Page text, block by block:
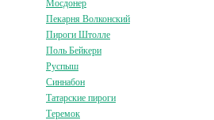
Мосдонер
Пекарня Волконский
Пироги Штолле
Поль Бейкери
Руспыш
Синнабон
Татарские пироги
Теремок